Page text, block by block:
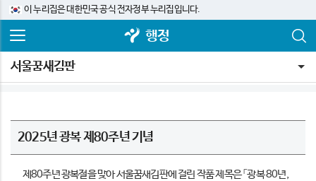
이 누리집은 대한민국 공식 전자정부 누리집입니다.
행정
서울꿈새김판
2025년 광복 제80주년 기념
제80주년 광복절을 맞아 서울꿈새김판에 걸린 작품 제목은 「광복 80년,